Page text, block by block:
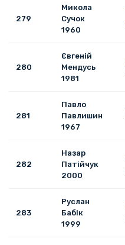
279
Микола
Сучок
1960
280
Євгеній
Мендусь
1981
281
Павло
Павлишин
1967
282
Назар
Патійчук
2000
283
Руслан
Бабік
1999